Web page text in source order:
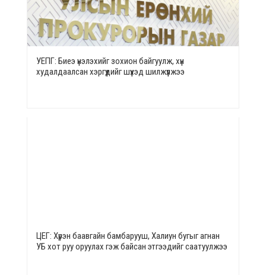
УЕПГ: Биеэ үнэлэхийг зохион байгуулж, хүн
худалдаалсан хэргүүдийг шүүхэд шилжүүлжээ
ЦЕГ: Хүрэн баавгайн бамбарууш, Халиун бугыг агнан
УБ хот руу оруулах гэж байсан этгээдийг саатуулжээ